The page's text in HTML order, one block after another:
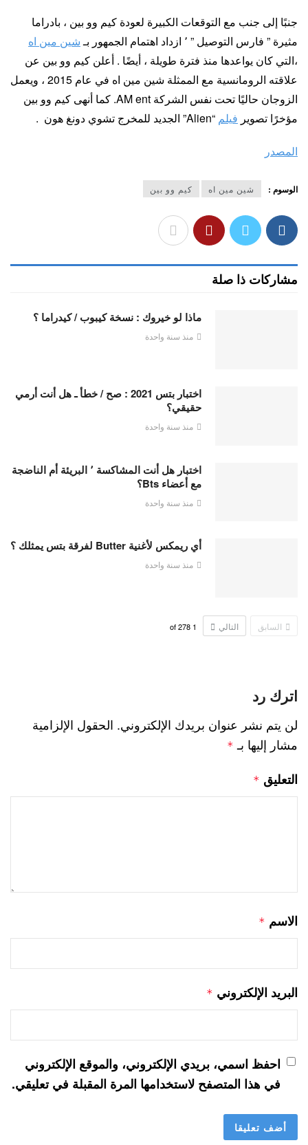
جنبًا إلى جنب مع التوقعات الكبيرة لعودة كيم وو بين ، بادراما
مثيرة ” فارس التوصيل ” ٬ ازداد اهتمام الجمهور بـ
شين مين اه
،التي كان يواعدها منذ فترة طويلة ، أيضًا . أعلن كيم وو بين عن
علاقته الرومانسية مع الممثلة شين مين اه في عام 2015 ، ويعمل
الزوجان حاليًا تحت نفس الشركة AM ent. كما أنهى كيم وو بين
مؤخرًا تصوير فيلم “Alien” الجديد للمخرج تشوي دونغ هون .
المصدر
الوسوم : شين مين اه كيم وو بين
مشاركات ذا صلة
ماذا لو خيروك : نسخة كيبوب / كيدراما ؟
منذ سنة واحدة
اختبار بتس 2021 : صح / خطأ ـ هل أنت أرمي
حقيقي؟
منذ سنة واحدة
اختبار هل أنت المشاكسة ٬ البريئة أم الناضجة
مع أعضاء Bts؟
منذ سنة واحدة
أي ريمكس لأغنية Butter لفرقة بتس يمثلك ؟
منذ سنة واحدة
السابق التالي 1
278
اترك رد
لن يتم نشر عنوان بريدك الإلكتروني. الحقول الإلزامية
مشار إليها بـ *
التعليق *
الاسم *
البريد الإلكتروني *
احفظ اسمي، بريدي الإلكتروني، والموقع الإلكتروني
في هذا المتصفح لاستخدامها المرة المقبلة في تعليقي.